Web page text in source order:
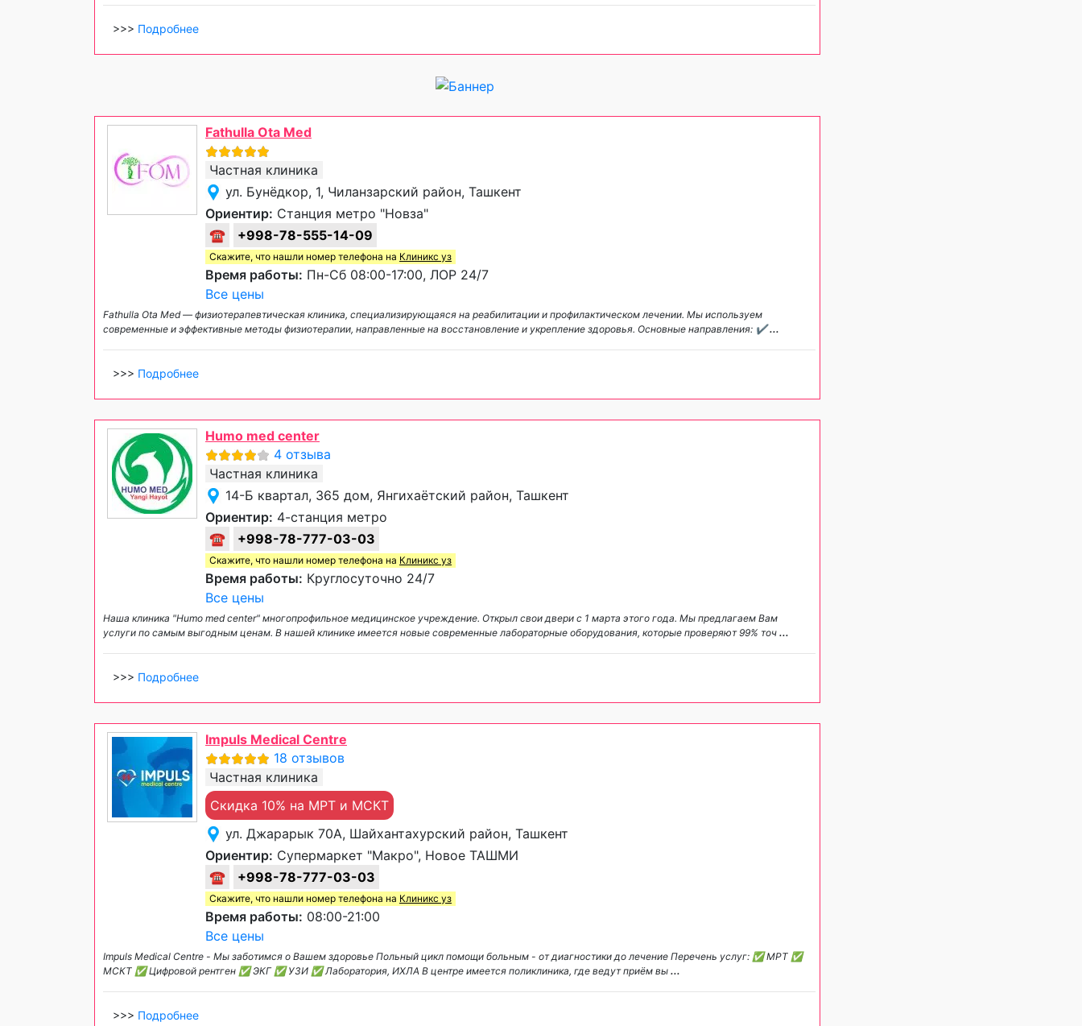
>>> Подробнее
Fathulla Ota Med
Частная клиника
ул. Бунёдкор, 1, Чиланзарский район, Ташкент
Ориентир: Станция метро "Новза"
☎
+998-78-555-14-09
Скажите, что нашли номер телефона на Клиникс уз
Время работы: Пн-Сб 08:00-17:00, ЛОР 24/7
Все цены
Fathulla Ota Med — физиотерапевтическая клиника, специализирующаяся на реабилитации и профилактическом лечении. Мы используем
современные и эффективные методы физиотерапии, направленные на восстановление и укрепление здоровья. Основные направления: ✔...
>>> Подробнее
Humo med center
4 отзыва
Частная клиника
14-Б квартал, 365 дом, Янгихаётский район, Ташкент
Ориентир: 4-станция метро
☎
+998-78-777-03-03
Скажите, что нашли номер телефона на Клиникс уз
Время работы: Круглосуточно 24/7
Все цены
Наша клиника "Humo med center" многопрофильное медицинское учреждение. Открыл свои двери с 1 марта этого года. Мы предлагаем Вам
услуги по самым выгодным ценам. В нашей клинике имеется новые современные лабораторные оборудования, которые проверяют 99% точ ...
>>> Подробнее
Impuls Medical Centre
18 отзывов
Частная клиника
Скидка 10% на МРТ и МСКТ
ул. Джарарык 70А, Шайхантахурский район, Ташкент
Ориентир: Супермаркет "Макро", Новое ТАШМИ
☎
+998-78-777-03-03
Скажите, что нашли номер телефона на Клиникс уз
Время работы: 08:00-21:00
Все цены
Impuls Medical Centre - Мы заботимся о Вашем здоровье Польный цикл помощи больным - от диагностики до лечение Перечень услуг: ✅ МРТ ✅
МСКТ ✅ Цифровой рентген ✅ ЭКГ ✅ УЗИ ✅ Лаборатория, ИХЛА В центре имеется поликлиника, где ведут приём вы ...
>>> Подробнее